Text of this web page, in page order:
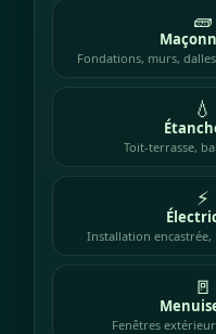
🧱
Fondations, murs,
💧
Toit-terrasse,
⚡
Installation
🚪
Fenêtres